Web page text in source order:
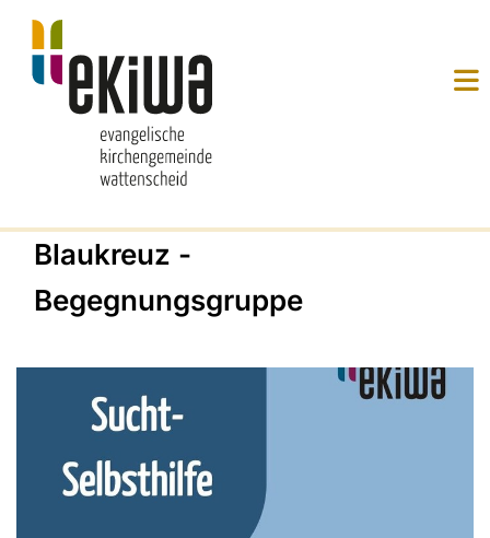
Blaukreuz -
Begegnungsgruppe